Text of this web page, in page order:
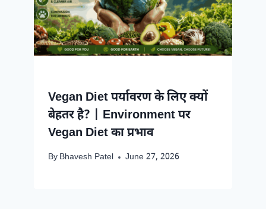
Vegan Diet पर्यावरण के लिए क्यों
बेहतर है? | Environment पर
Vegan Diet का प्रभाव
By Bhavesh Patel June 27, 2026